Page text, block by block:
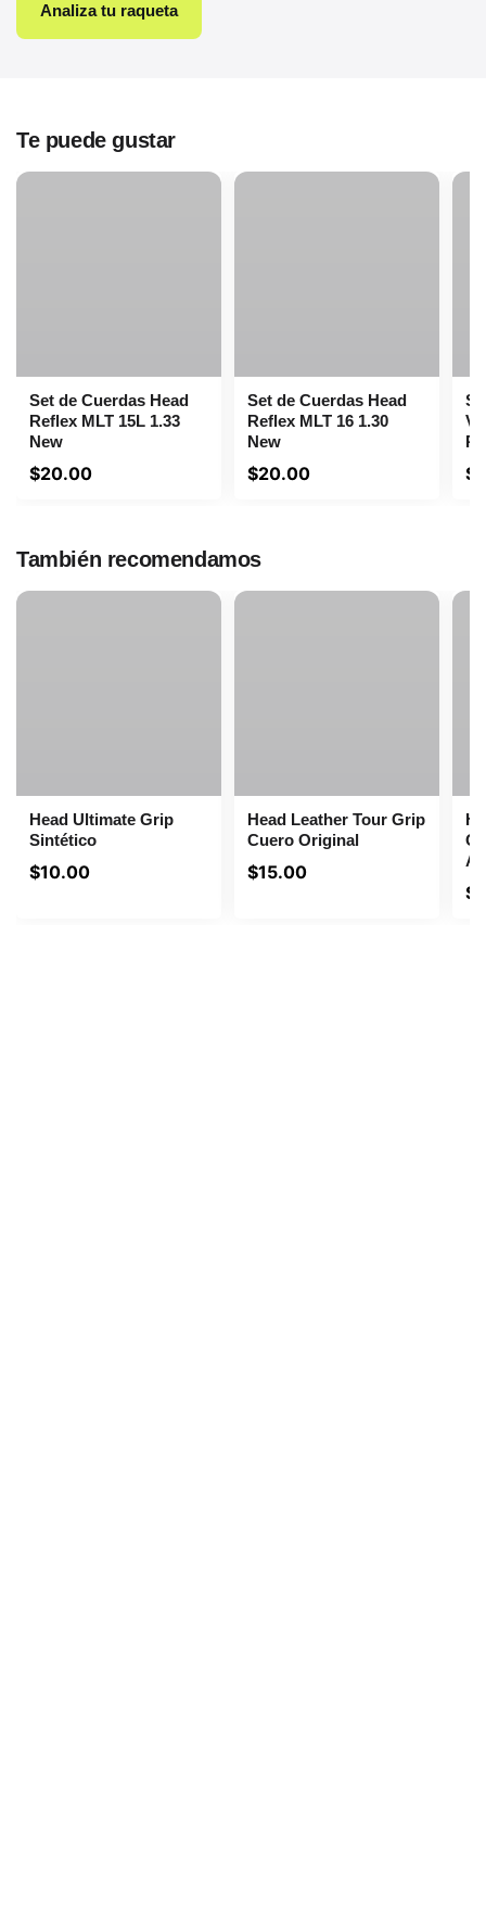
Analiza tu raqueta
Te puede gustar
Set de Cuerdas Head
Reflex MLT 15L 1.33
New
$20.00
Set de Cuerdas Head
Reflex MLT 16 1.30
New
$20.00 $
También recomendamos
Head Ultimate Grip
Sintético
$10.00
Head Leather Tour Grip
Cuero Original
$15.00
$